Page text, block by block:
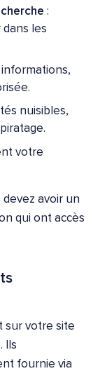
:
dans les
nuisibles,
votre
avoir un
qui ont accès
sur votre site
Ils
fournie via